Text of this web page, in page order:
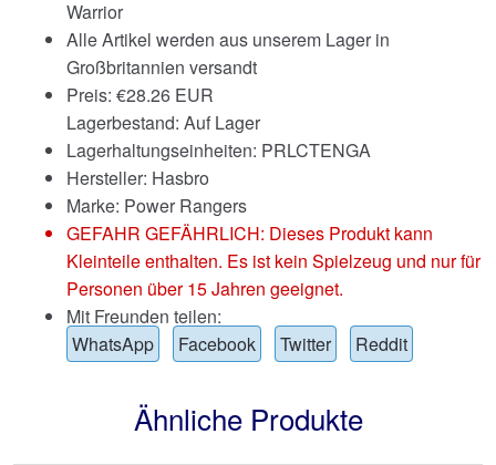
Warrior
Alle Artikel werden aus unserem Lager in
Großbritannien versandt
Preis: €28.26 EUR
Lagerbestand: Auf Lager
Lagerhaltungseinheiten: PRLCTENGA
Hersteller: Hasbro
Marke: Power Rangers
GEFAHR GEFÄHRLICH: Dieses Produkt kann
Kleinteile enthalten. Es ist kein Spielzeug und nur für
Personen über 15 Jahren geeignet.
Mit Freunden teilen:
WhatsApp
Facebook Twitter Reddit
Ähnliche Produkte